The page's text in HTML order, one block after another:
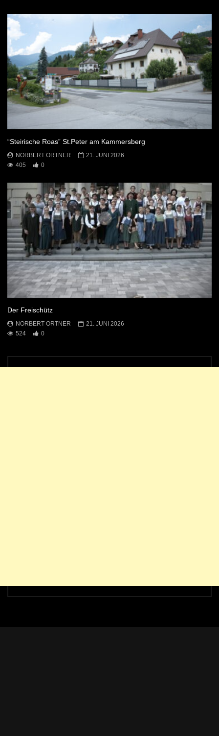
“Steirische Roas” St.Peter am Kammersberg
NORBERT ORTNER
21. JUNI 2026
405
0
Der Freischütz
NORBERT ORTNER
21. JUNI 2026
524
0